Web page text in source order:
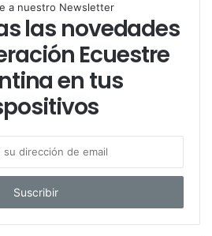
a nuestro Newsletter
las novedades
Ecuestre
en tus